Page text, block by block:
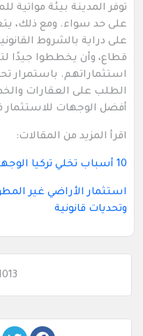
توفر المدينة بيئة مواتية
على حد سواء. ومع ذلك،
على دراية بالشروط
قطاع، وأن يخططوا جيدًا
استثماراتهم. باستمرار
الطلب على العقارات
أفضل الوجهات للاستثمار
اقرأ المزيد من المقالات:
10 أسباب تخلي تركيا الوجهة المثالية لشراء عقار اليوم
استثمار الأراضي غير
وتحديات قانونية
1013 مشاهدة